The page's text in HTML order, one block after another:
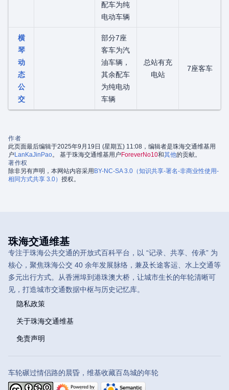
配车为纯
电动车辆
横
琴
动
态
公
交
部分7座
客车为汽
油车辆，
其余配车
为纯电动
车辆
总站有充
电站
7座客车
作者
此页面最后编辑于2025年9月19日 (星期五) 11:08，编辑者是珠海交通维基用
户 LanKaJinPao。 基于珠海交通维基用户 ForeverNo10和其他的贡献。
著作权
除非另有声明，本网站内容采用 BY-NC-SA 3.0（知识共享-署名-非商业性使用-
相同方式共享 3.0） 授权。
珠海交通维基
专注于珠海公共交通的开放式百科平台，以 “记录、共享、传承” 为
核心，聚焦珠海公交 40 余年发展脉络，兼及长途客运、水上交通等
多元出行方式。从香洲埠到港珠澳大桥，让城市生长的年轮清晰可
见，打造城市交通数据中枢与历史记忆库。
隐私政策
关于珠海交通维基
免责声明
车轮碾过情侣路的晨昏，维基收藏百岛城的年轮